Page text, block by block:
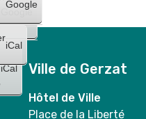
Google
iCal
Google
iCal
Ville de Gerzat
Hôtel de Ville
Place de la Liberté